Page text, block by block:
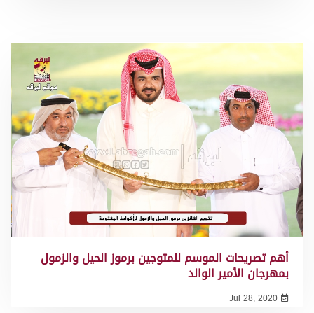
أهم تصريحات الموسم للمتوجين برموز الحيل والزمول
بمهرجان الأمير الوالد
Jul 28, 2020